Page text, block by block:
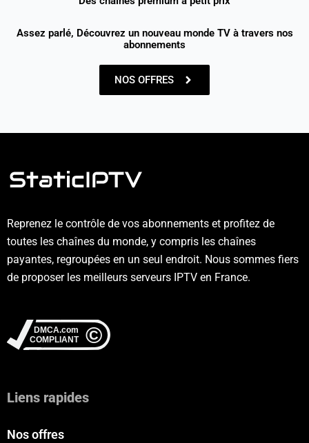
Assez parlé, Découvrez un nouveau monde TV à travers nos
abonnements
NOS OFFRES
Reprenez le contrôle de vos abonnements et profitez de
toutes les chaînes du monde, y compris les chaînes
payantes, regroupées en un seul endroit. Nous sommes fiers
de proposer les meilleurs serveurs IPTV en France.
Liens rapides
Nos offres